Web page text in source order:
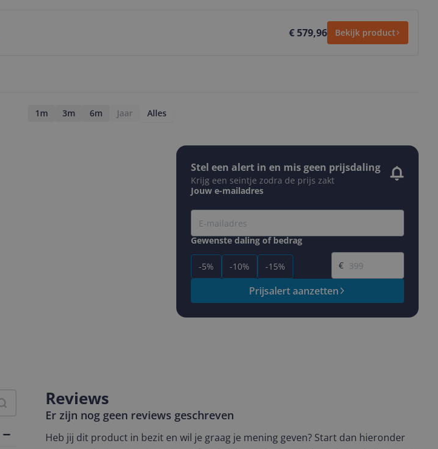
€ 579,96 Bekijk product
1m 3m 6m Jaar Alles
Stel een alert in en mis geen prijsdaling
Krijg een seintje zodra de prijs zakt
Jouw e-mailadres
Gewenste daling of bedrag
-5% -10% -15%
Gewenste prijs
€
Prijsalert aanzetten
Reviews
Er zijn nog geen reviews geschreven
Heb jij dit product in bezit en wil je graag je mening geven? Start dan hieronder